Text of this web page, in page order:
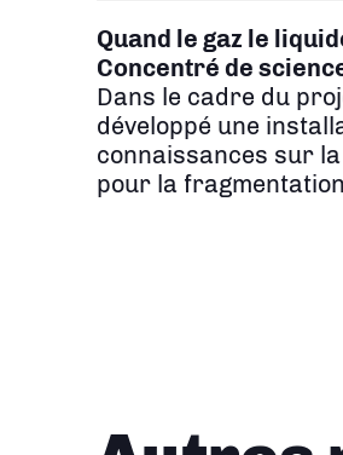
Quand le gaz le
Concentré de
Dans le cadre du
développé une
connaissances sur
pour la